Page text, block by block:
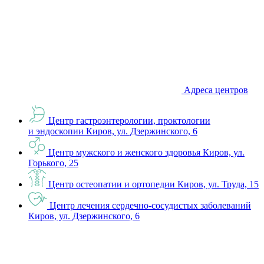
Адреса центров
Центр гастроэнтерологии, проктологии
и эндоскопии Киров, ул. Дзержинского, 6
Центр мужского и женского здоровья Киров, ул.
Горького, 25
Центр остеопатии и ортопедии Киров, ул. Труда, 15
Центр лечения сердечно-сосудистых заболеваний
Киров, ул. Дзержинского, 6